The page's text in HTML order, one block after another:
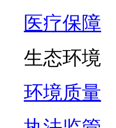
医疗保障
生态环境
环境质量